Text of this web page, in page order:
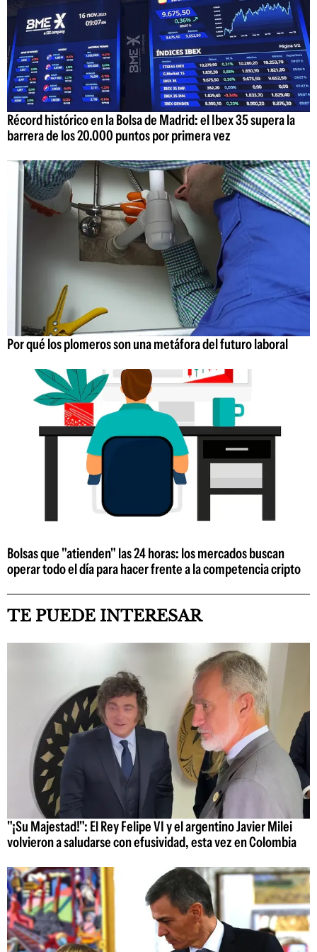
Récord histórico en la Bolsa de Madrid: el Ibex 35 supera la
barrera de los 20.000 puntos por primera vez
Por qué los plomeros son una metáfora del futuro laboral
Bolsas que "atienden" las 24 horas: los mercados buscan
operar todo el día para hacer frente a la competencia cripto
TE PUEDE INTERESAR
"¡Su Majestad!": El Rey Felipe VI y el argentino Javier Milei
volvieron a saludarse con efusividad, esta vez en Colombia